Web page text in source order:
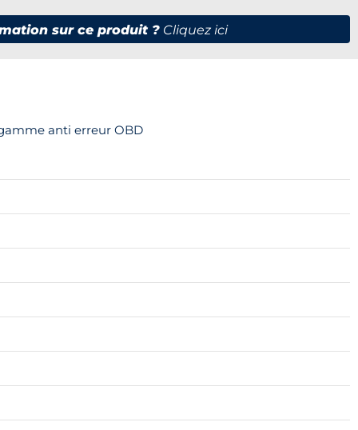
sur ce produit ? Cliquez ici
anti erreur OBD